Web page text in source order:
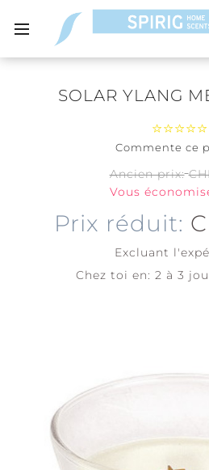
SOLAR YLANG
Commente ce
Ancien prix:
Vous
Prix réduit:
Excluant
Chez toi en: 2 à 3